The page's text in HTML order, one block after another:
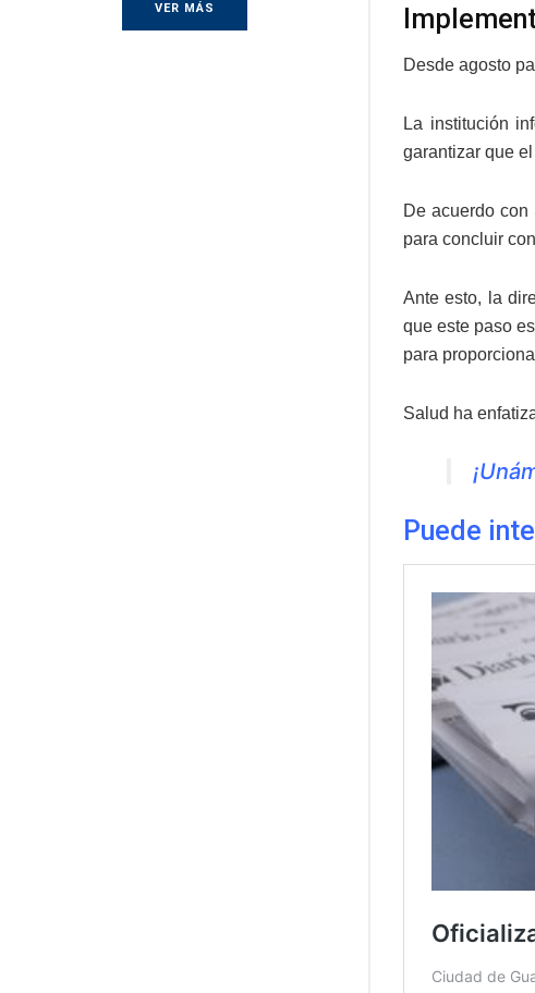
VER MÁS
Desde agosto
La institución
garantizar que
De acuerdo
para concluir
Ante esto, la
que este paso
para
Salud ha
Puede